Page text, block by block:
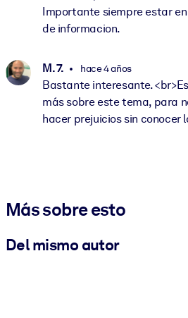
Importante siempre estar
de informacion.
M. 7. hace 4 años
Bastante interesante.
más sobre este tema, para
hacer prejuicios sin conocer
Más sobre esto
Del mismo autor